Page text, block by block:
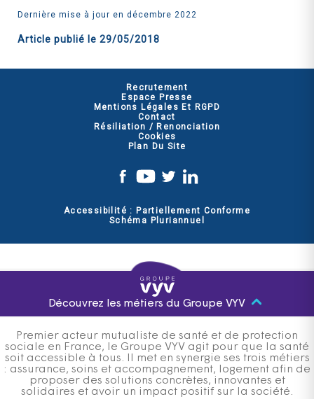
Dernière mise à jour en décembre 2022
Article publié le 29/05/2018
Recrutement
Espace Presse
Mentions Légales Et RGPD
Contact
Résiliation / Renonciation
Cookies
Plan Du Site
Accessibilité : Partiellement Conforme
Schéma Pluriannuel
Découvrez les métiers du Groupe VYV
Premier acteur mutualiste de santé et de protection
sociale en France, le Groupe VYV agit pour que la santé
soit accessible à tous. Il met en synergie ses trois métiers
: assurance, soins et accompagnement, logement afin de
proposer des solutions concrètes, innovantes et
solidaires et avoir un impact positif sur la société.